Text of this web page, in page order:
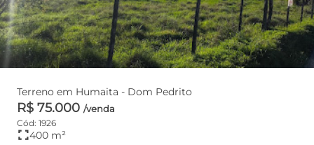
Terreno em Humaita - Dom Pedrito
R$ 75.000 /venda
Cód: 1926
fullscreen400 m²